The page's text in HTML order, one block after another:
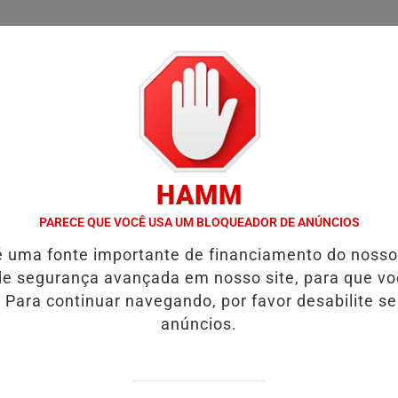
COLUNAS EMPREGOS
DEIXA UMA VÍTIMA FATAL. VÍDEO:MOTORISTA É
ela estava possuída.
HAMM
PARECE QUE VOCÊ USA UM BLOQUEADOR DE ANÚNCIOS
uma fonte importante de financiamento do
segurança avançada em nosso site, para que
continuar navegando, por favor desabilite
anúncios.